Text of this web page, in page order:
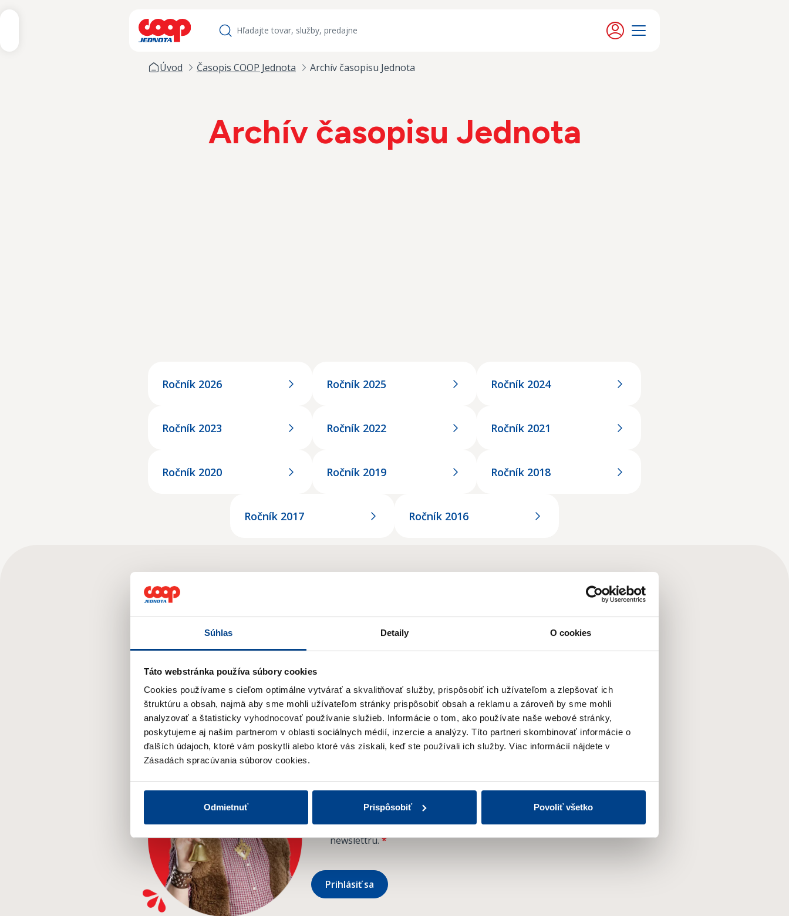
Súhlas Detaily O cookies
Táto webstránka používa súbory cookies
Cookies používame s cieľom optimálne vytvárať a skvalitňovať služby, prispôsobiť ich užívateľom a zlepšovať ich
štruktúru a obsah, najmä aby sme mohli užívateľom stránky prispôsobiť obsah a reklamu a zároveň by sme mohli
analyzovať a štatisticky vyhodnocovať používanie služieb. Informácie o tom, ako používate naše webové stránky,
poskytujeme aj našim partnerom v oblasti sociálnych médií, inzercie a analýzy. Títo partneri skombinovať informácie o
ďalších údajoch, ktoré vám poskytli alebo ktoré vás získali, keď ste používali ich služby. Viac informácií nájdete v
Zásadách spracúvania súborov cookies.
Odmietnuť Prispôsobiť Povoliť všetko
Hľadať Moje konto
Menu
Úvod Časopis COOP Jednota Archív časopisu Jednota
Archív časopisu Jednota
Ročník 2026 Ročník 2025 Ročník 2024
Ročník 2023 Ročník 2022 Ročník 2021
Ročník 2020 Ročník 2019 Ročník 2018
Ročník 2017 Ročník 2016
Odoberajte
Novinky
Prihláste sa na odber newslettera
a získajte prehľad o našich novinkách
a aktuálnych zľavách.
Súhlasím sospracovaním osobných údajovv súvislosti so zasielaním
newslettru.*
Prihlásiť sa